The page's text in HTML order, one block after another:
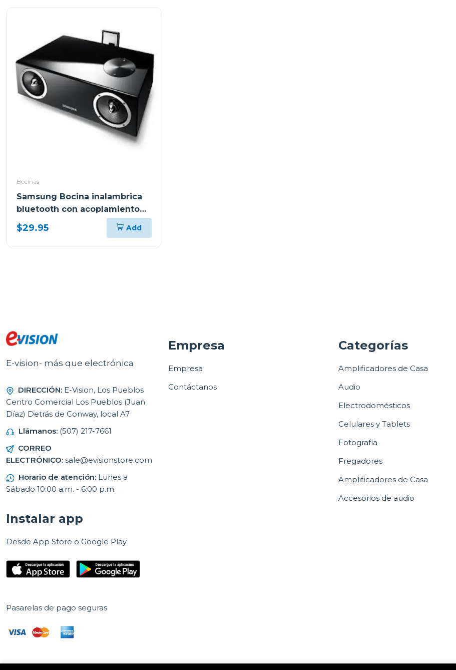
Bocinas
Samsung Bocina inalambrica
bluetooth con acoplamiento
dae570
$29.95 Add
E-vision- más que electrónica
DIRECCIÓN: E-Vision, Los Pueblos
Centro Comercial Los Pueblos (Juan
Díaz) Detrás de Conway, local A7
Llámanos: (507) 217-7661
CORREO
ELECTRÓNICO: sale@evisionstore.com
Horario de atención: Lunes a
Sábado 10:00 a.m. - 6:00 p.m.
Empresa
Empresa
Contáctanos
Categorías
Amplificadores de Casa
Audio
Electrodomésticos
Celulares y Tablets
Fotografía
Fregadores
Amplificadores de Casa
Accesorios de audio
Instalar app
Desde App Store o Google Play
Pasarelas de pago seguras